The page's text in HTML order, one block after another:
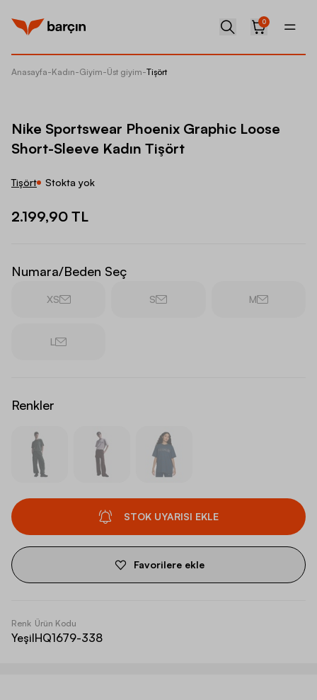
0
Anasayfa-Kadın-Giyim-Üst giyim-Tişört
Nike Sportswear Phoenix Graphic Loose
Short-Sleeve Kadın Tişört
Tişört Stokta yok
2.199,90 TL
Numara/Beden Seç
XS S M
L
Renkler
STOK UYARISI EKLE
Favorilere ekle
Renk
Yeşil
Ürün Kodu
HQ1679-338